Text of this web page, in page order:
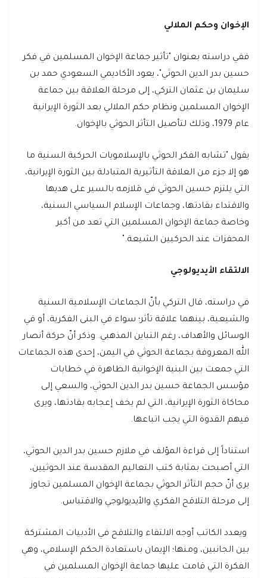
الإخوان وحكم الملالي
ففي دراسته بعنوان "تأثير جماعة الإخوان المسلمين في فكر
حسين بدر الدين الحوثي"، يعود الأكاديمي السعودي حمد بن
سليمان بن عثمان التركي، إلى مرحلة العلاقة بين جماعة
الإخوان المسلمين ونظام حكم الملالي بعد الثورة الإيرانية
عام 1979، وذلك لتأصيل التأثر الحوثي بالإخوان.
يقول "تشابه الفكر الحوثي بالإسلامويات الحركية السنية ما
هو إلا جزء من العلاقة التأثيرية المتبادلة بين الثورة الإيرانية،
التي يلتزم حسين الحوثي في مَلازمه بالسير على هديها
والاقتداء بقادتها، وجماعات الإسلام السياسي السنية،
وخاصة جماعة الإخوان المسلمين التي تعد من أكبر
المحفزات عند الحركيين الشيعة."
الالتقاء الأيديولوجي
في دراسته، قال التركي بأنّ الجماعات الإسلامية السنية
والشيعية، بينهما علاقة تأثر؛ سواء في البنى الفكرية، أو في
الوسائل والأهداف، رغم التباين المذهبي. وذكر أنّ حركة أنصار
الله المعروفة بجماعة الحوثي في اليمن، إحدى هذه الجماعات
التي جمعت بين البنية الإخوانية الظاهرة في خطابات
مؤسس الجماعة حسين بدر الدين الحوثي، والسعي إلى
محاكاة الثورة الإيرانية، التي لم يخف إعجابه بقادتها، ويرى
فيهم القدوة التي يجب اتباعها.
استناداً إلى قراءة المؤلف في ملازم حسين بدر الدين الحوثي،
التي أصبحت بمثابة كتب التعاليم المقدسة عند الحوثيين،
يرى أنّ حجم التأثر الحوثي بجماعة الإخوان المسلمين تجاوز
إلى مرحلة التلاقح الفكري والأيديولوجي والاقتباس.
ويعدد الكاتب أوجه الالتقاء والتلاقح في الأدبيات المشتركة
بين الجانبين، ومنها؛ الإيمان باستعادة الحكم الإسلامي، وهي
الفكرة التي قامت عليها جماعة الإخوان المسلمين في